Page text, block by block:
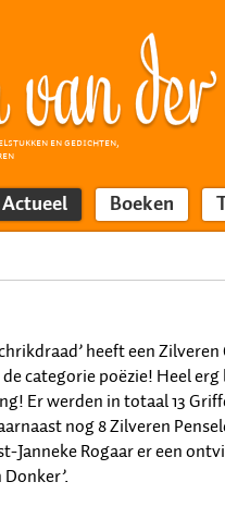
EN GEDICHTEN,
Actueel Boeken
heeft een
categorie poëzie! Heel
Er werden in totaal 13
nog 8 Zilveren
Janneke Rogaar er een